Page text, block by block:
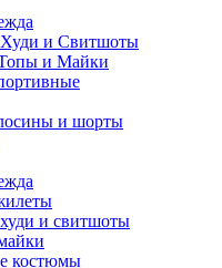
Худи и Свитшоты
и Майки
и шорты
и свитшоты
костюмы